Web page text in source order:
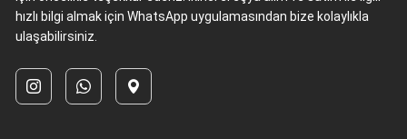
hızlı bilgi almak için WhatsApp uygulamasından bize kolaylıkla
ulaşabilirsiniz.